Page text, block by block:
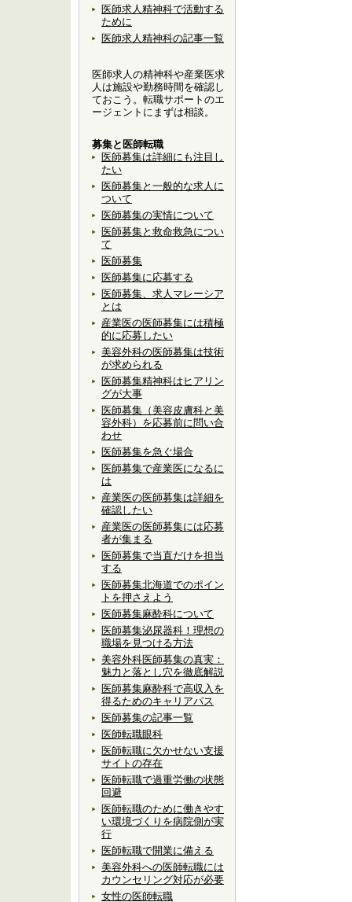
医師求人精神科で活動する
ために
医師求人精神科の記事一覧
医師求人の精神科や産業医求
人は施設や勤務時間を確認し
ておこう。転職サポートのエ
ージェントにまずは相談。
募集と医師転職
医師募集は詳細にも注目し
たい
医師募集と一般的な求人に
ついて
医師募集の実情について
医師募集と救命救急につい
て
医師募集
医師募集に応募する
医師募集、求人マレーシア
とは
産業医の医師募集には積極
的に応募したい
美容外科の医師募集は技術
が求められる
医師募集精神科はヒアリン
グが大事
医師募集（美容皮膚科と美
容外科）を応募前に問い合
わせ
医師募集を急ぐ場合
医師募集で産業医になるに
は
産業医の医師募集は詳細を
確認したい
産業医の医師募集には応募
者が集まる
医師募集で当直だけを担当
する
医師募集北海道でのポイン
トを押さえよう
医師募集麻酔科について
医師募集泌尿器科！理想の
職場を見つける方法
美容外科医師募集の真実：
魅力と落とし穴を徹底解説
医師募集麻酔科で高収入を
得るためのキャリアパス
医師募集の記事一覧
医師転職眼科
医師転職に欠かせない支援
サイトの存在
医師転職で過重労働の状態
回避
医師転職のために働きやす
い環境づくりを病院側が実
行
医師転職で開業に備える
美容外科への医師転職には
カウンセリング対応が必要
女性の医師転職